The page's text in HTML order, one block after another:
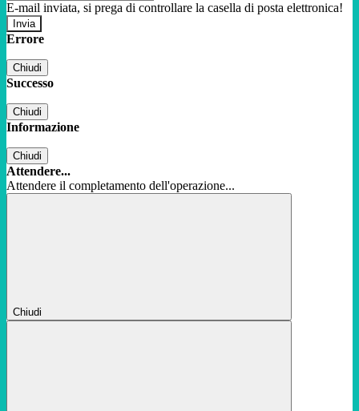
E-mail inviata, si prega di controllare la casella di posta elettronica!
Errore
Chiudi
Successo
Chiudi
Informazione
Chiudi
Attendere...
Attendere il completamento dell'operazione...
Chiudi